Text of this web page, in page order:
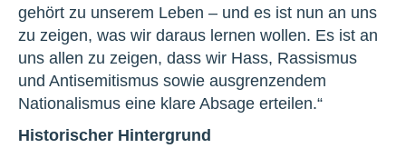
gehört zu unserem Leben – und es ist nun an uns
zu zeigen, was wir daraus lernen wollen. Es ist an
uns allen zu zeigen, dass wir Hass, Rassismus
und Antisemitismus sowie ausgrenzendem
Nationalismus eine klare Absage erteilen.“
Historischer Hintergrund